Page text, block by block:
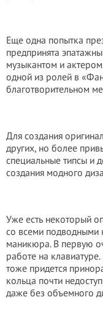
Еще одна попытка
предпринята
музыкантом и
одной из ролей в
благотворительном
Для создания
других, но более
специальные типсы и
создания модного
Уже есть некоторый
со всеми
маникюра. В первую
работе на
тоже придется
кольца почти
даже без объемного